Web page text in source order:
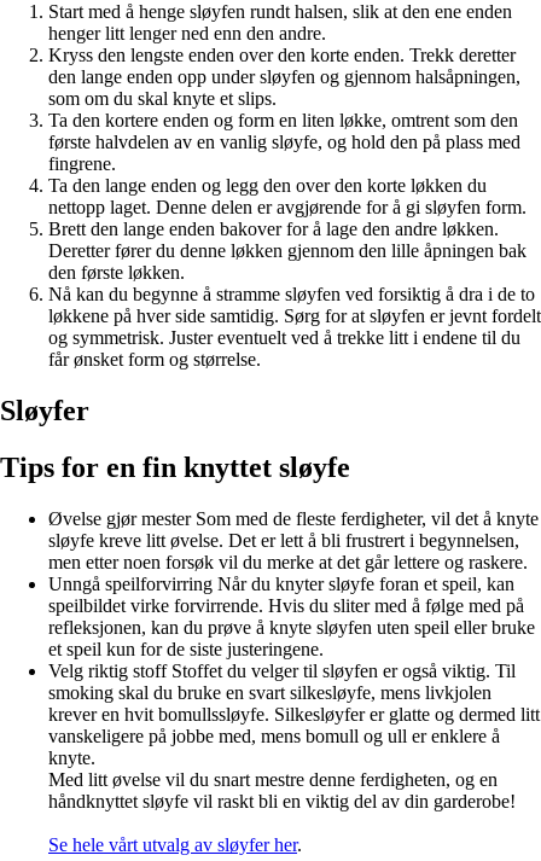
Start med å henge sløyfen rundt halsen, slik at den ene enden
henger litt lenger ned enn den andre.
Kryss den lengste enden over den korte enden. Trekk deretter
den lange enden opp under sløyfen og gjennom halsåpningen,
som om du skal knyte et slips.
Ta den kortere enden og form en liten løkke, omtrent som den
første halvdelen av en vanlig sløyfe, og hold den på plass med
fingrene.
Ta den lange enden og legg den over den korte løkken du
nettopp laget. Denne delen er avgjørende for å gi sløyfen form.
Brett den lange enden bakover for å lage den andre løkken.
Deretter fører du denne løkken gjennom den lille åpningen bak
den første løkken.
Nå kan du begynne å stramme sløyfen ved forsiktig å dra i de to
løkkene på hver side samtidig. Sørg for at sløyfen er jevnt fordelt
og symmetrisk. Juster eventuelt ved å trekke litt i endene til du
får ønsket form og størrelse.
Sløyfer
Tips for en fin knyttet sløyfe
Øvelse gjør mester Som med de fleste ferdigheter, vil det å knyte
sløyfe kreve litt øvelse. Det er lett å bli frustrert i begynnelsen,
men etter noen forsøk vil du merke at det går lettere og raskere.
Unngå speilforvirring Når du knyter sløyfe foran et speil, kan
speilbildet virke forvirrende. Hvis du sliter med å følge med på
refleksjonen, kan du prøve å knyte sløyfen uten speil eller bruke
et speil kun for de siste justeringene.
Velg riktig stoff Stoffet du velger til sløyfen er også viktig. Til
smoking skal du bruke en svart silkesløyfe, mens livkjolen
krever en hvit bomullssløyfe. Silkesløyfer er glatte og dermed litt
vanskeligere på jobbe med, mens bomull og ull er enklere å
knyte.
Med litt øvelse vil du snart mestre denne ferdigheten, og en
håndknyttet sløyfe vil raskt bli en viktig del av din garderobe!
Se hele vårt utvalg av sløyfer her.